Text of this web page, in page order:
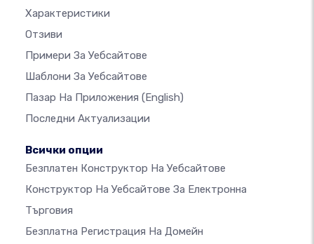
Характеристики
Отзиви
Примери За Уебсайтове
Шаблони За Уебсайтове
Пазар На Приложения (English)
Последни Актуализации
Всички опции
Безплатен Конструктор На Уебсайтове
Конструктор На Уебсайтове За Електронна
Търговия
Безплатна Регистрация На Домейн